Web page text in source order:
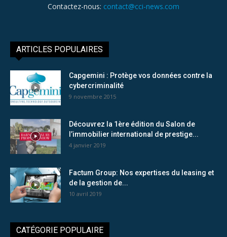
Contactez-nous: contact@cci-news.com
ARTICLES POPULAIRES
Capgemini : Protège vos données contre la
cybercriminalité
9 novembre 2015
Découvrez la 1ère édition du Salon de
l’immobilier international de prestige...
4 janvier 2019
Factum Group: Nos expertises du leasing et
de la gestion de...
10 avril 2019
CATÉGORIE POPULAIRE